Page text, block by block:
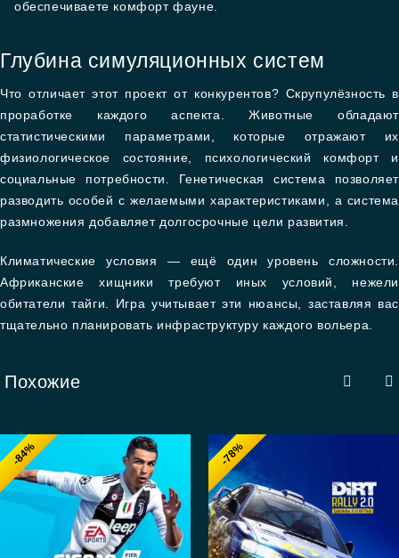
обеспечиваете комфорт фауне.
Глубина симуляционных систем
Что отличает этот проект от конкурентов? Скрупулёзность в
проработке каждого аспекта. Животные обладают
статистическими параметрами, которые отражают их
физиологическое состояние, психологический комфорт и
социальные потребности. Генетическая система позволяет
разводить особей с желаемыми характеристиками, а система
размножения добавляет долгосрочные цели развития.
Климатические условия — ещё один уровень сложности.
Африканские хищники требуют иных условий, нежели
обитатели тайги. Игра учитывает эти нюансы, заставляя вас
тщательно планировать инфраструктуру каждого вольера.
Похожие
-84% -78%